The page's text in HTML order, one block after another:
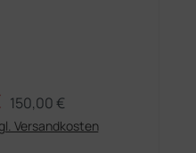
Regulärer Preis:
150,00 €
Versandkosten